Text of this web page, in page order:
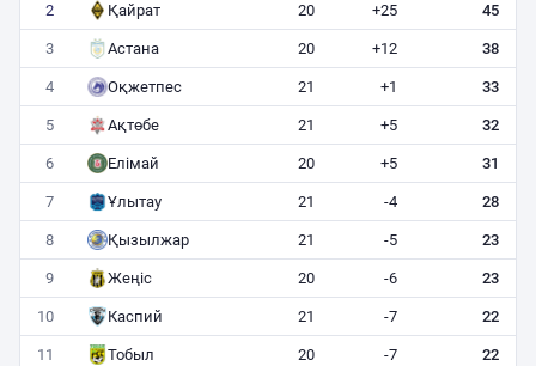
2 Қайрат 20 +25 45
3 Астана 20 +12 38
4 Оқжетпес 21 +1 33
5 Ақтөбе 21 +5 32
6 Елімай 20 +5 31
7 Ұлытау 21 -4 28
8 Қызылжар 21 -5 23
9 Жеңіс 20 -6 23
10 Каспий 21 -7 22
11 Тобыл 20 -7 22